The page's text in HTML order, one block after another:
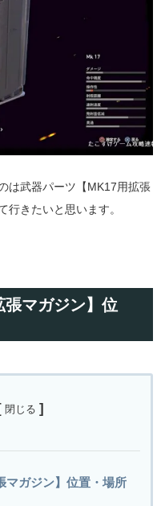
は武器パーツ【MK17用拡張
行きたいと思います。
マガジン】位
閉じる ]
マガジン】位置・場所